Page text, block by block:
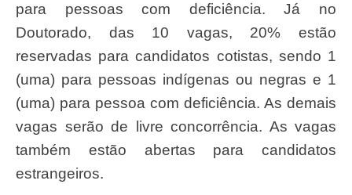
para pessoas com deficiência. Já no
Doutorado, das 10 vagas, 20% estão
reservadas para candidatos cotistas, sendo 1
(uma) para pessoas indígenas ou negras e 1
(uma) para pessoa com deficiência. As demais
vagas serão de livre concorrência. As vagas
também estão abertas para candidatos
estrangeiros.